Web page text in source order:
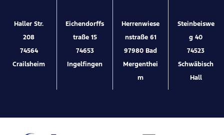
Haller Str.
208
74564
Crailsheim
Eichendorffs
traße 15
74653
Ingelfingen
Herrenwiese
nstraße 61
97980 Bad
Mergenthei
m
Steinbeiswe
g 40
74523
Schwäbisch
Hall